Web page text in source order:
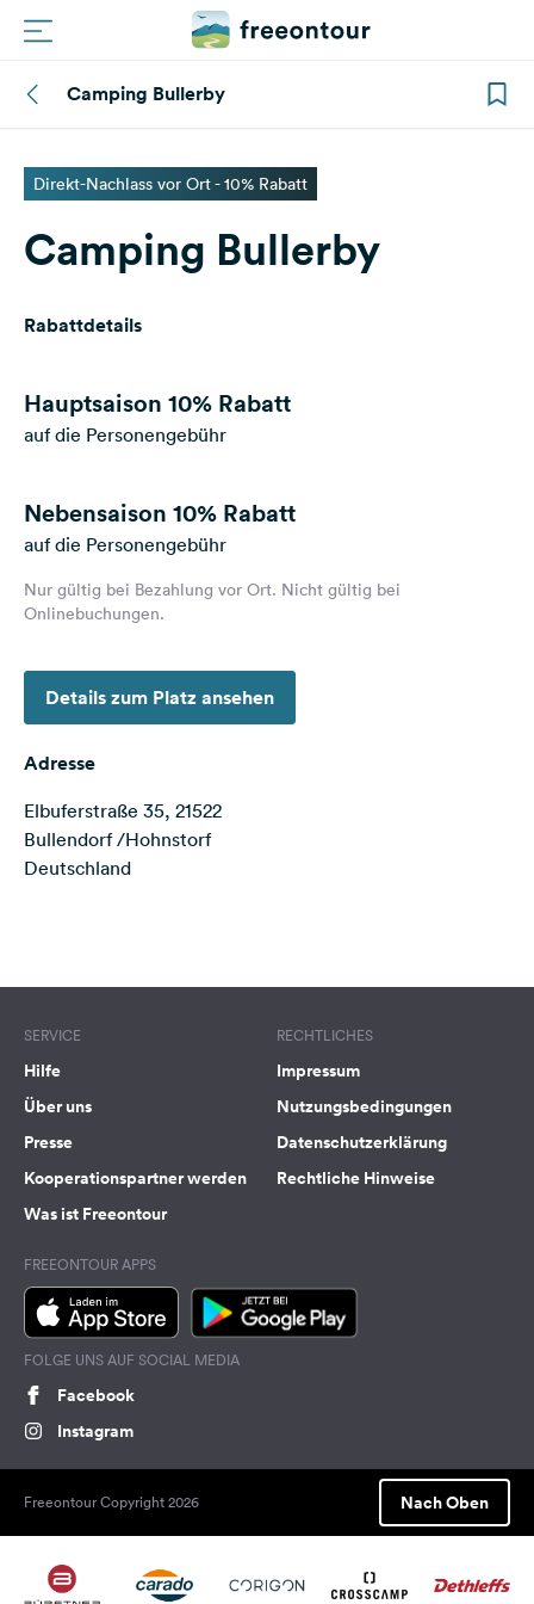
Routen
Plätze
Einloggen
Fragen &
Feedback
Sprache:
Deutsch
Folge
uns
Social
Facebook
Camping Bullerby
Direkt-Nachlass vor Ort - 10% Rabatt
Camping Bullerby
Rabattdetails
Hauptsaison 10% Rabatt
auf die Personengebühr
Nebensaison 10% Rabatt
auf die Personengebühr
Nur gültig bei Bezahlung vor Ort. Nicht gültig bei
Onlinebuchungen.
Details zum Platz ansehen
Adresse
Elbuferstraße 35, 21522
Bullendorf /Hohnstorf
Deutschland
SERVICE
Hilfe
Über uns
Presse
Kooperationspartner werden
Was ist Freeontour
RECHTLICHES
Impressum
Nutzungsbedingungen
Datenschutzerklärung
Rechtliche Hinweise
FREEONTOUR APPS
FOLGE UNS AUF SOCIAL MEDIA
Facebook
Instagram
Freeontour Copyright 2026 Nach Oben